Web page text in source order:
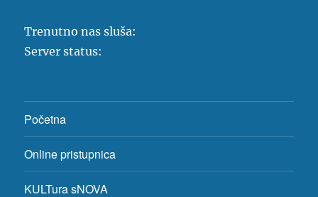
Trenutno nas sluša:
Server status:
Početna
Online pristupnica
KULTura sNOVA